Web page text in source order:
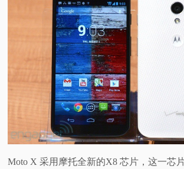
专
题
Moto X 采用摩托全新的X8 芯片，这一芯